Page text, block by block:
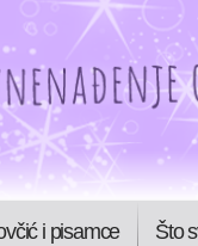
i pisamce Što